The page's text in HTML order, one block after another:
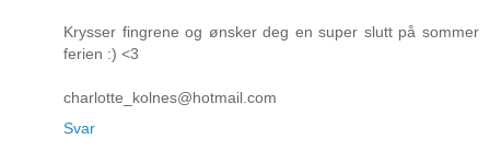
Krysser fingrene og ønsker deg en super slutt på sommer
ferien :) <3
charlotte_kolnes@hotmail.com
Svar